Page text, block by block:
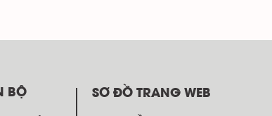
BỘ SƠ ĐỒ TRANG WEB